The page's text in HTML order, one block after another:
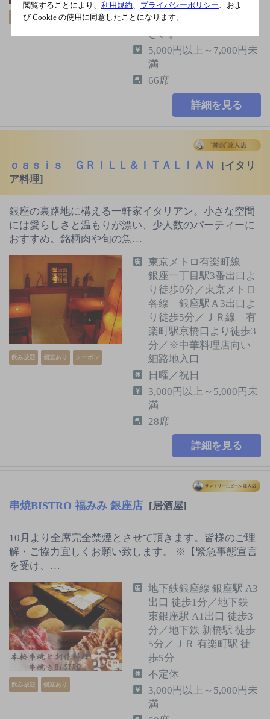
飲み放題 個室あり
予約で営業致します。
お気軽にお問合せくだ
さい。
5,000円以上～7,000円未
満
66席
詳細を見る
ｏａｓｉｓ ＧＲＩＬＬ＆ＩＴＡＬＩＡＮ
[イタリ
ア料理]
銀座の裏路地に構える一軒家イタリアン。小さな空間
には愛らしさと温もりが漂い、少人数のパーティーに
おすすめ。銘柄肉や旬の魚…
飲み放題 個室あり クーポン
東京メトロ有楽町線
銀座一丁目駅3番出口よ
り徒歩0分／東京メトロ
各線 銀座駅Ａ3出口よ
り徒歩5分／ＪＲ線 有
楽町駅京橋口より徒歩3
分／※中華料理店向い
細路地入口
日曜／祝日
3,000円以上～5,000円未
満
28席
詳細を見る
串焼BISTRO 福みみ 銀座店 [居酒屋]
10月より全席完全禁煙とさせて頂きます。皆様のご理
解・ご協力宜しくお願い致します。 ※【緊急事態宣言
を受け、…
飲み放題 個室あり
地下鉄銀座線 銀座駅 A3
出口 徒歩1分／地下鉄
東銀座駅 A1出口 徒歩3
分／地下鉄 新橋駅 徒歩
5分／ＪＲ 有楽町駅 徒
歩5分
不定休
3,000円以上～5,000円未
満
閲覧することにより、 利用規約、 プライバシーポリシー、およ
び Cookie の使用に同意したことになります。